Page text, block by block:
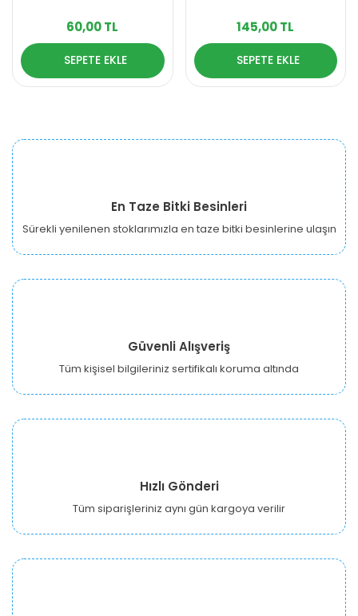
60,00 TL
SEPETE EKLE
145,00 TL
SEPETE EKLE
En Taze Bitki Besinleri
Sürekli yenilenen stoklarımızla en taze bitki besinlerine ulaşın
Güvenli Alışveriş
Tüm kişisel bilgileriniz sertifikalı koruma altında
Hızlı Gönderi
Tüm siparişleriniz aynı gün kargoya verilir